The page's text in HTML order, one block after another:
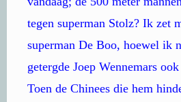
tegen superman Stolz? Ik zet
superman De Boo, hoewel ik
getergde Joep Wennemars
Toen de Chinees die hem